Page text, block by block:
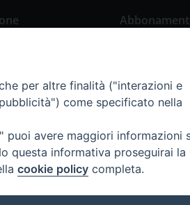
per altre finalità ("interazioni e
come specificato nella
avere maggiori informazioni
questa informativa proseguirai la
cookie policy completa.